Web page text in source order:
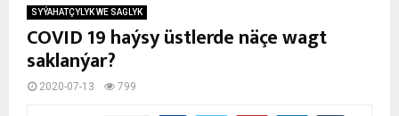
SYÝAHATÇYLYK WE SAGLYK
COVID 19 haýsy üstlerde näçe wagt
saklanýar?
2020-07-13 799